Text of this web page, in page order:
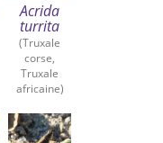
Acrida
turrita
(Truxale
corse,
Truxale
africaine)